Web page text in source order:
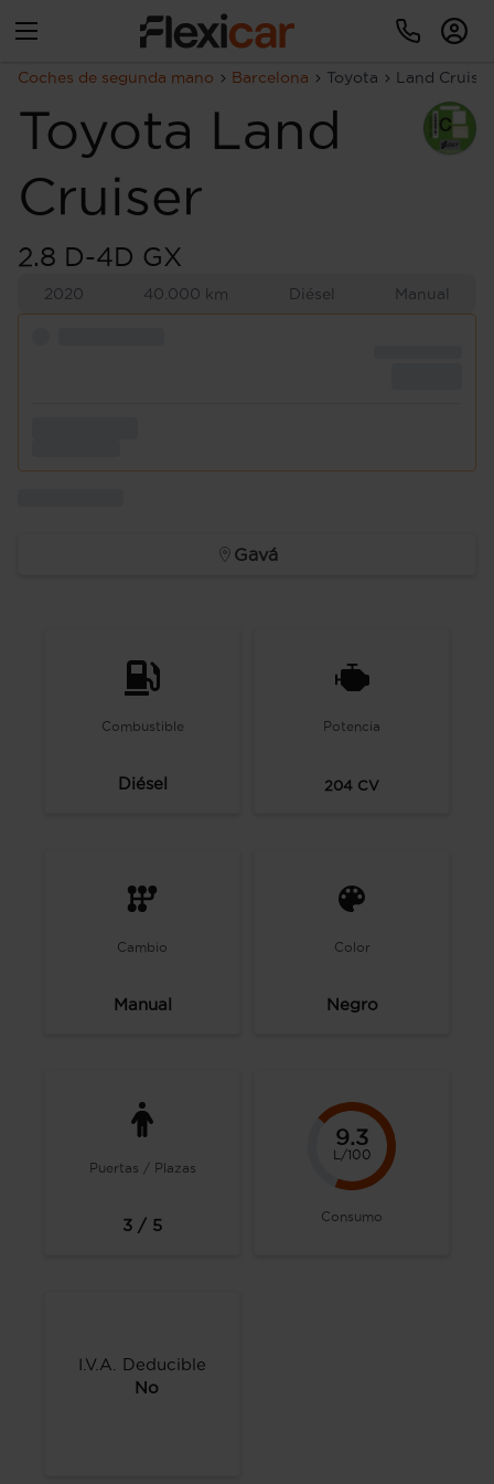
Coches de segunda mano Barcelona Toyota Land Cruiser
Toyota Land
Cruiser
2.8 D-4D GX
2020 40.000 km Diésel Manual
Gavá
Combustible
Diésel
Potencia
204 CV
Cambio
Manual
Color
Negro
Puertas / Plazas
3 / 5
9.3
L/100
Consumo
I.V.A. Deducible
No